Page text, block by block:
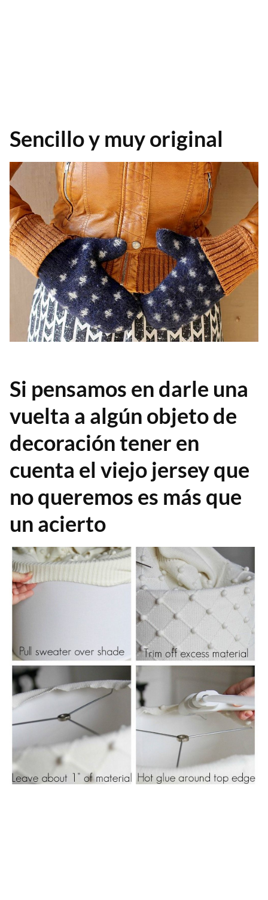
Sencillo y muy original
Si pensamos en darle una
vuelta a algún objeto de
decoración tener en
cuenta el viejo jersey que
no queremos es más que
un acierto